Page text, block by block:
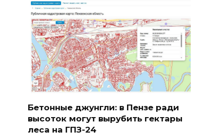
Бетонные джунгли: в Пензе ради
высоток могут вырубить гектары
леса на ГПЗ-24